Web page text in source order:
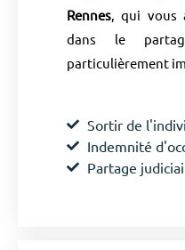
Rennes, qui vous
dans le
particulièrement
Sortir de
Indemnité
Partage